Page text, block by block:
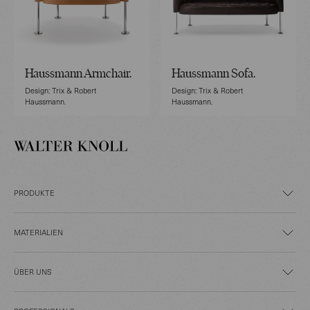
Haussmann Armchair.
Design: Trix & Robert
Haussmann.
Haussmann Sofa.
Design: Trix & Robert
Haussmann.
PRODUKTE
MATERIALIEN
ÜBER UNS